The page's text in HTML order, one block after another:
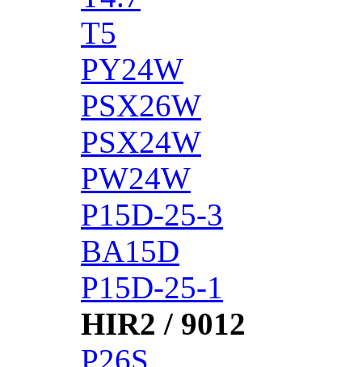
T5
PY24W
PSX26W
PSX24W
PW24W
P15D-25-3
BA15D
P15D-25-1
HIR2 / 9012